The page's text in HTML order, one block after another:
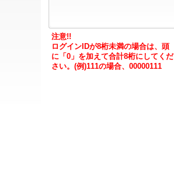
注意!!
ログインIDが8桁未満の場合は、頭
に「0」を加えて合計8桁にしてくだ
さい。(例)111の場合、00000111